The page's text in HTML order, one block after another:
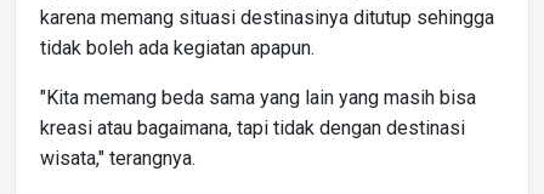
karena memang situasi destinasinya ditutup sehingga
tidak boleh ada kegiatan apapun.
"Kita memang beda sama yang lain yang masih bisa
kreasi atau bagaimana, tapi tidak dengan destinasi
wisata," terangnya.